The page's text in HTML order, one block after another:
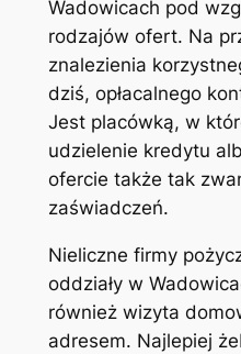
Wadowicach pod
rodzajów ofert. Na
znalezienia
dziś, opłacalnego
Jest placówką, w
udzielenie kredytu
ofercie także tak
zaświadczeń.
Nieliczne firmy
oddziały w
również wizyta
adresem. Najlepiej